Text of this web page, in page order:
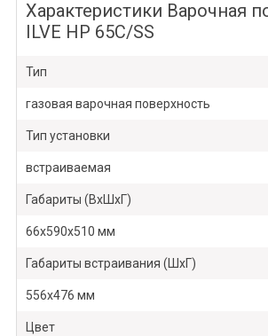
Характеристики Варочная
ILVE HP 65C/SS
Тип
газовая варочная поверхность
Тип установки
встраиваемая
Габариты (ВхШхГ)
66х590х510 мм
Габариты встраивания (ШхГ)
556х476 мм
Цвет